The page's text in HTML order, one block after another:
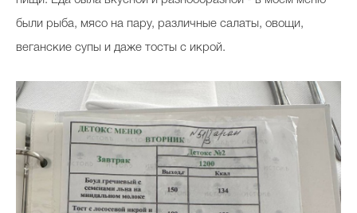
были рыба, мясо на пару, различные салаты, овощи,
веганские супы и даже тосты с икрой.